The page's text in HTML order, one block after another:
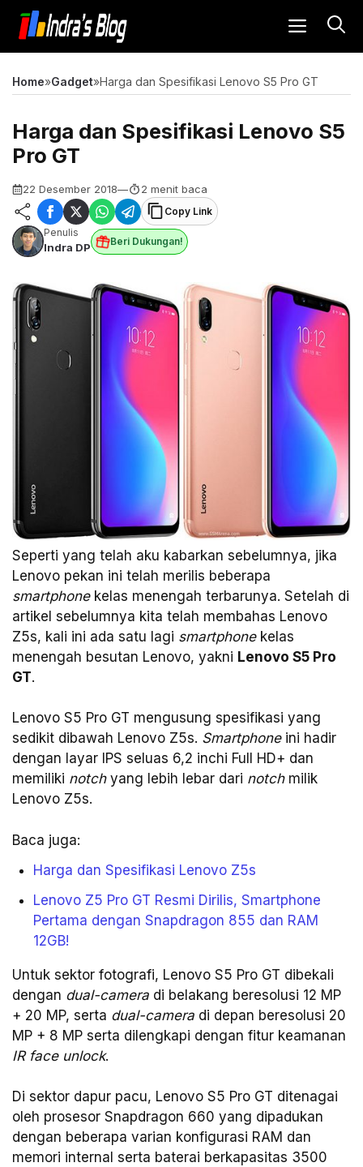
Langsung
isi
MENU
Home»Gadget»Harga dan Spesifikasi Lenovo S5 Pro GT
Harga dan Spesifikasi Lenovo S5
Pro GT
22 Desember 2018— 2 menit baca
Copy Link
Penulis
Indra DP Beri Dukungan!
Seperti yang telah aku kabarkan sebelumnya, jika
Lenovo pekan ini telah merilis beberapa
smartphonekelas menengah terbarunya. Setelah di
artikel sebelumnya kita telah membahas Lenovo
Z5s, kali ini ada satu lagi smartphonekelas
menengah besutan Lenovo, yakni Lenovo S5 Pro
GT.
Lenovo S5 Pro GT mengusung spesifikasi yang
sedikit dibawah Lenovo Z5s. Smartphone ini hadir
dengan layar IPS seluas 6,2 inchi Full HD+ dan
memiliki notch yang lebih lebar dari notch milik
Lenovo Z5s.
Baca juga:
Harga dan Spesifikasi Lenovo Z5s
Lenovo Z5 Pro GT Resmi Dirilis, Smartphone
Pertama dengan Snapdragon 855 dan RAM
12GB!
Untuk sektor fotografi, Lenovo S5 Pro GT dibekali
dengan dual-camera di belakang beresolusi 12 MP
+ 20 MP, serta dual-camera di depan beresolusi 20
MP + 8 MP serta dilengkapi dengan fitur keamanan
IR face unlock.
Di sektor dapur pacu, Lenovo S5 Pro GT ditenagai
oleh prosesor Snapdragon 660 yang dipadukan
dengan beberapa varian konfigurasi RAM dan
memori internal serta baterai berkapasitas 3500